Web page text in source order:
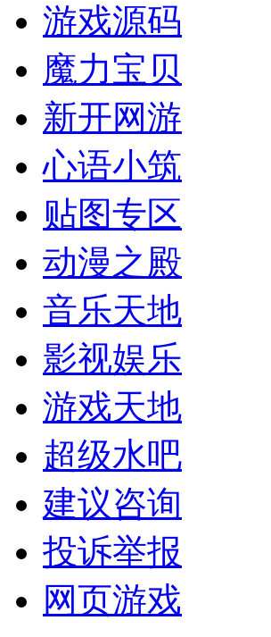
游戏源码
魔力宝贝
新开网游
心语小筑
贴图专区
动漫之殿
音乐天地
影视娱乐
游戏天地
超级水吧
建议咨询
投诉举报
网页游戏